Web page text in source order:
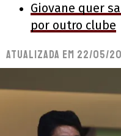
Giovane quer
por outro clube
Atualizada em 22/05/